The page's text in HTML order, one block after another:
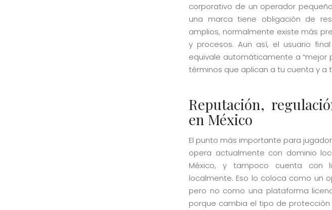
corporativo de un operador
una marca tiene obligación de
amplios, normalmente existe más
y procesos. Aun así, el usuario
equivale automáticamente a “mejor
términos que aplican a tu cuenta y a
Reputación,
en México
El punto más importante para
opera actualmente con dominio
México, y tampoco cuenta con
localmente. Eso lo coloca como un
pero no como una plataforma
porque cambia el tipo de